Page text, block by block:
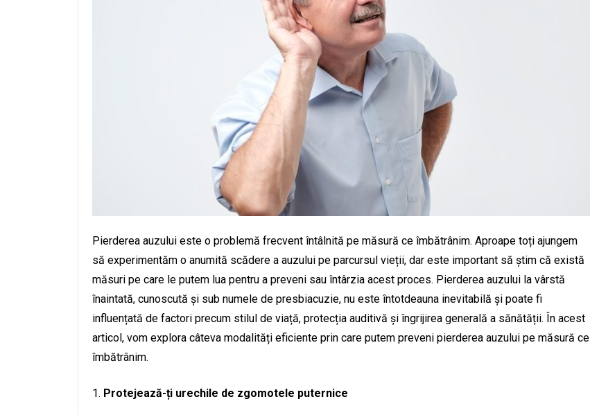
Pierderea auzului este o problemă frecvent întâlnită pe măsură ce îmbătrânim. Aproape toți ajungem
să experimentăm o anumită scădere a auzului pe parcursul vieții, dar este important să știm că există
măsuri pe care le putem lua pentru a preveni sau întârzia acest proces. Pierderea auzului la vârstă
înaintată, cunoscută și sub numele de presbiacuzie, nu este întotdeauna inevitabilă și poate fi
influențată de factori precum stilul de viață, protecția auditivă și îngrijirea generală a sănătății. În acest
articol, vom explora câteva modalități eficiente prin care putem preveni pierderea auzului pe măsură ce
îmbătrânim.
Protejează-ți urechile de zgomotele puternice